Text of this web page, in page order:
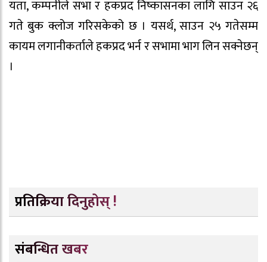
यता, कम्पनीले सभा र हकप्रद निष्कासनका लागि साउन २६
गते बुक क्लोज गरिसकेको छ । यसर्थ, साउन २५ गतेसम्म
कायम लगानीकर्ताले हकप्रद भर्न र सभामा भाग लिन सक्नेछन्
।
प्रतिक्रिया दिनुहोस् !
संबन्धित खबर